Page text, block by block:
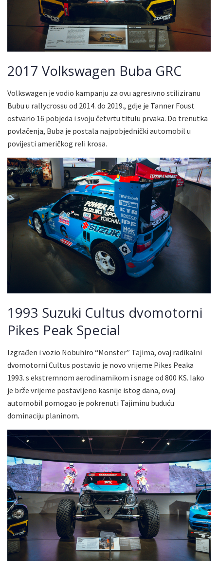
2017 Volkswagen Buba GRC
Volkswagen je vodio kampanju za ovu agresivno stiliziranu
Bubu u rallycrossu od 2014. do 2019., gdje je Tanner Foust
ostvario 16 pobjeda i svoju četvrtu titulu prvaka. Do trenutka
povlačenja, Buba je postala najpobjednički automobil u
povijesti američkog reli krosa.
1993 Suzuki Cultus dvomotorni
Pikes Peak Special
Izgrađen i vozio Nobuhiro “Monster” Tajima, ovaj radikalni
dvomotorni Cultus postavio je novo vrijeme Pikes Peaka
1993. s ekstremnom aerodinamikom i snage od 800 KS. Iako
je brže vrijeme postavljeno kasnije istog dana, ovaj
automobil pomogao je pokrenuti Tajiminu buduću
dominaciju planinom.